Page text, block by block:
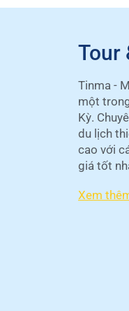
Tour
Tinma -
một
Kỳ.
du lịch
cao với
giá tốt
Xem